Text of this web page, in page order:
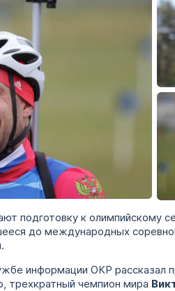
подготовку к олимпийскому
до международных
информации ОКР рассказал
трехкратный чемпион мира